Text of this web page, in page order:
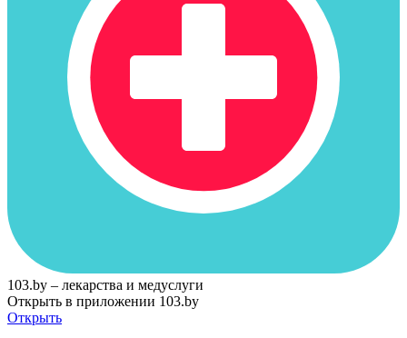
103.by – лекарства и медуслуги
Открыть в приложении 103.by
Открыть